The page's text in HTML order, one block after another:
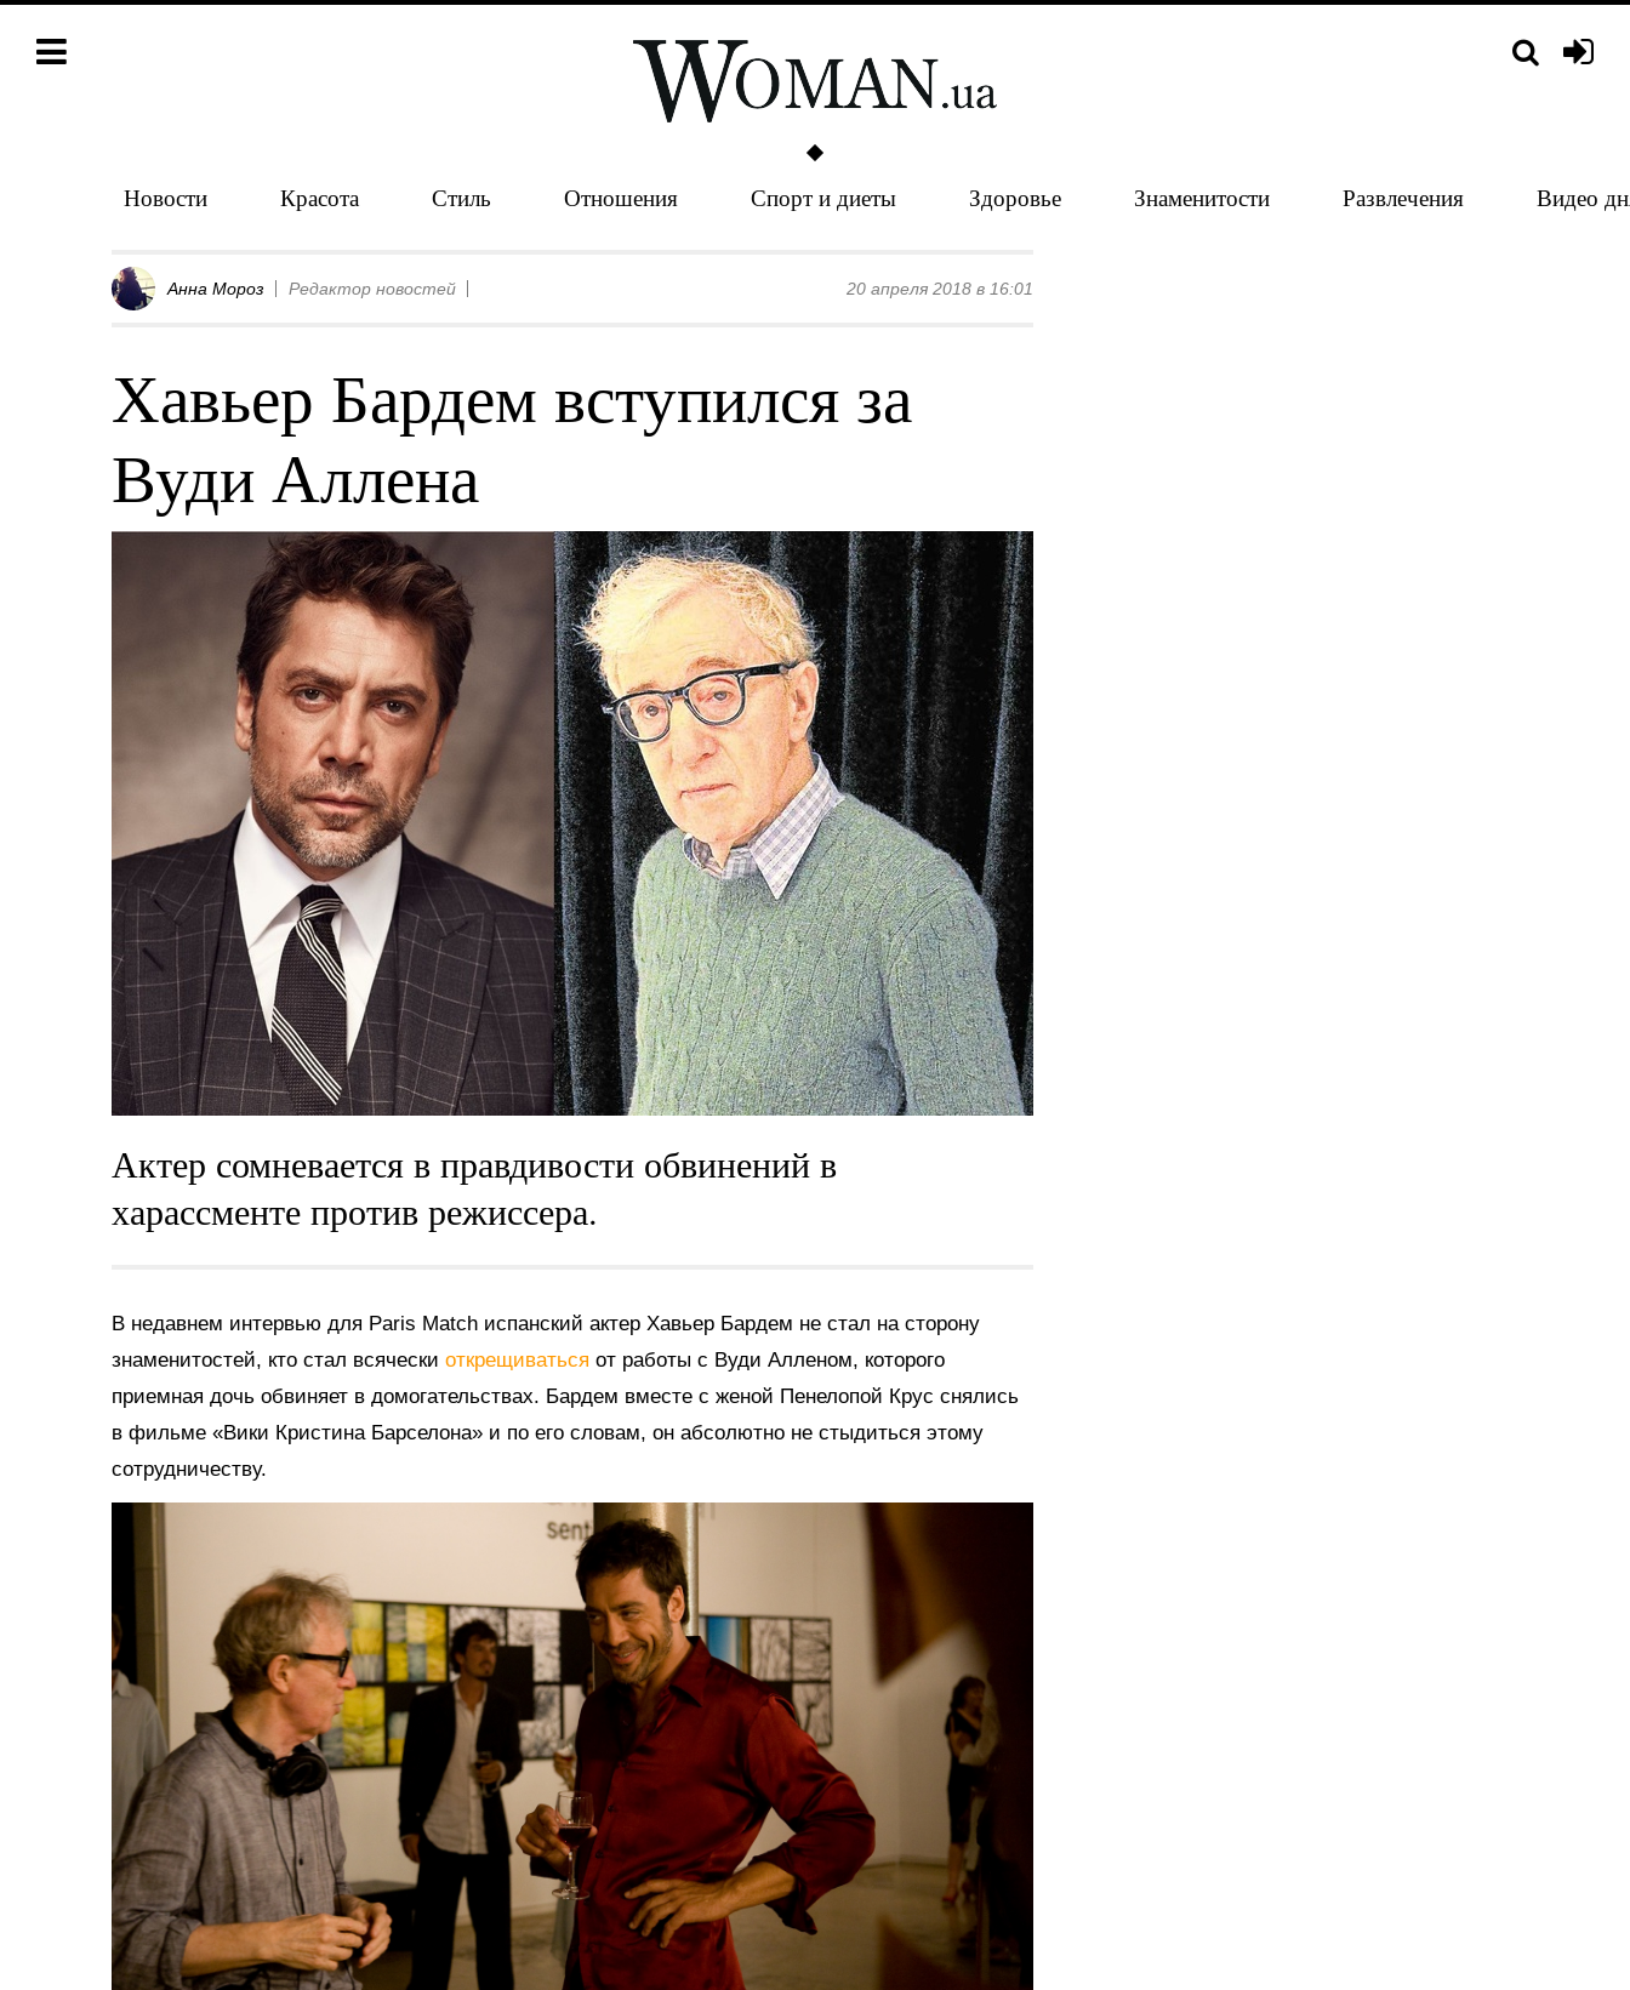
Новости Красота Стиль Отношения Спорт и диеты Здоровье Знаменитости Развлечения Видео
Анна Мороз Редактор новостей 20 апреля 2018 в 16:01
Хавьер Бардем вступился за
Вуди Аллена
Актер сомневается в правдивости обвинений в
харассменте против режиссера.
В недавнем интервью для Paris Match испанский актер Хавьер Бардем не стал на сторону
знаменитостей, кто стал всячески открещиваться от работы с Вуди Алленом, которого
приемная дочь обвиняет в домогательствах. Бардем вместе с женой Пенелопой Крус снялись
в фильме «Вики Кристина Барселона» и по его словам, он абсолютно не стыдиться этому
сотрудничеству.